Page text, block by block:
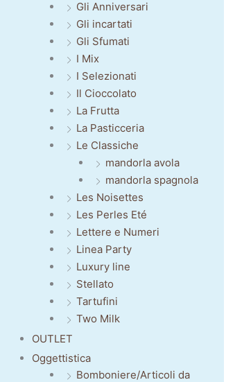
Gli Anniversari
Gli incartati
Gli Sfumati
I Mix
I Selezionati
Il Cioccolato
La Frutta
La Pasticceria
Le Classiche
mandorla avola
mandorla spagnola
Les Noisettes
Les Perles Eté
Lettere e Numeri
Linea Party
Luxury line
Stellato
Tartufini
Two Milk
OUTLET
Oggettistica
Bomboniere/Articoli da